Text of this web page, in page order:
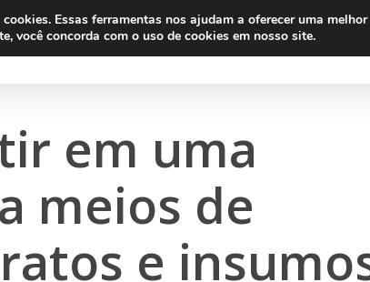
Início Sobre a Bioaxer Autoclaves
em uma
meios de
e
Essas ferramentas nos ajudam a oferecer uma
você concorda com o uso de cookies em nosso site.